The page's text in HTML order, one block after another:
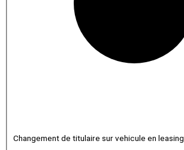
Changement de titulaire sur vehicule en leasing